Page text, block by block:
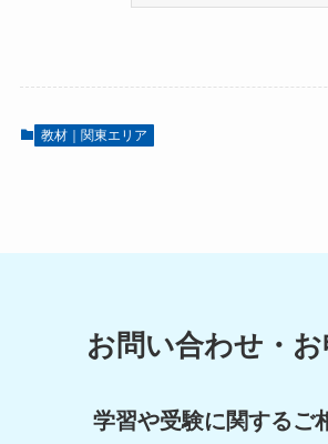
教材｜関東エリア
お問い合わせ・
学習や受験に関するご